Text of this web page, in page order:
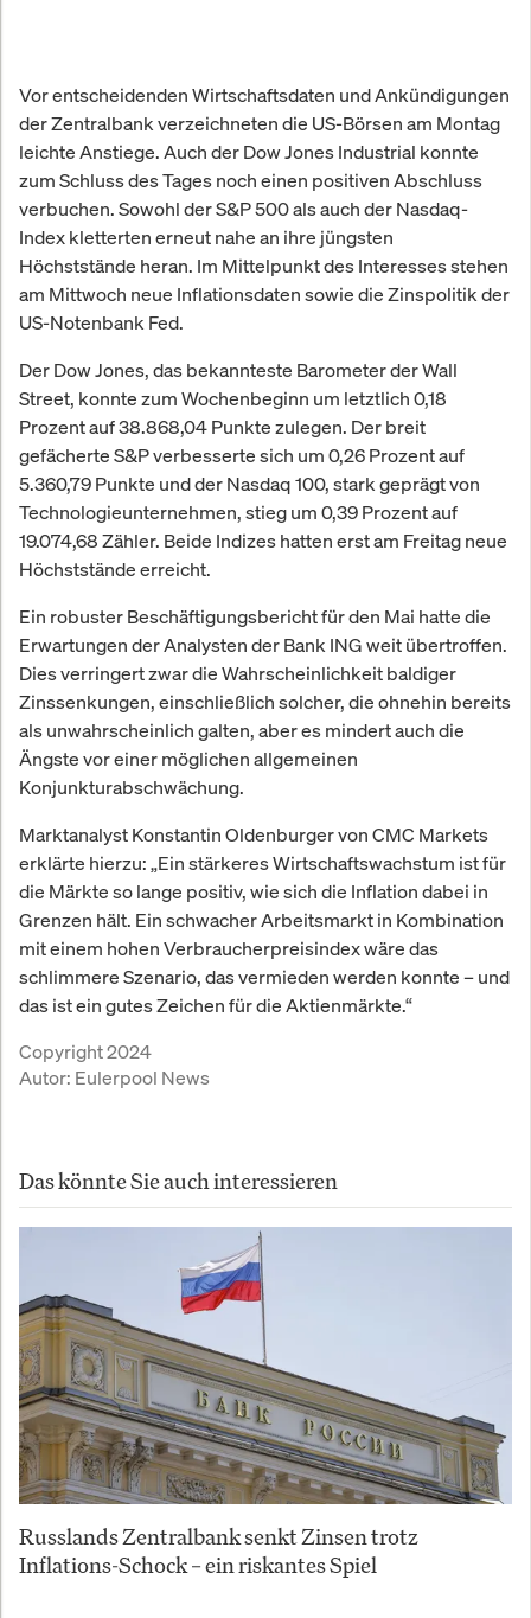
Vor entscheidenden Wirtschaftsdaten und Ankündigungen
der Zentralbank verzeichneten die US-Börsen am Montag
leichte Anstiege. Auch der Dow Jones Industrial konnte
zum Schluss des Tages noch einen positiven Abschluss
verbuchen. Sowohl der S&P 500 als auch der Nasdaq-
Index kletterten erneut nahe an ihre jüngsten
Höchststände heran. Im Mittelpunkt des Interesses stehen
am Mittwoch neue Inflationsdaten sowie die Zinspolitik der
US-Notenbank Fed.
Der Dow Jones, das bekannteste Barometer der Wall
Street, konnte zum Wochenbeginn um letztlich 0,18
Prozent auf 38.868,04 Punkte zulegen. Der breit
gefächerte S&P verbesserte sich um 0,26 Prozent auf
5.360,79 Punkte und der Nasdaq 100, stark geprägt von
Technologieunternehmen, stieg um 0,39 Prozent auf
19.074,68 Zähler. Beide Indizes hatten erst am Freitag neue
Höchststände erreicht.
Ein robuster Beschäftigungsbericht für den Mai hatte die
Erwartungen der Analysten der Bank ING weit übertroffen.
Dies verringert zwar die Wahrscheinlichkeit baldiger
Zinssenkungen, einschließlich solcher, die ohnehin bereits
als unwahrscheinlich galten, aber es mindert auch die
Ängste vor einer möglichen allgemeinen
Konjunkturabschwächung.
Marktanalyst Konstantin Oldenburger von CMC Markets
erklärte hierzu: „Ein stärkeres Wirtschaftswachstum ist für
die Märkte so lange positiv, wie sich die Inflation dabei in
Grenzen hält. Ein schwacher Arbeitsmarkt in Kombination
mit einem hohen Verbraucherpreisindex wäre das
schlimmere Szenario, das vermieden werden konnte – und
das ist ein gutes Zeichen für die Aktienmärkte.“
Copyright 2024
Autor: Eulerpool News
Das könnte Sie auch interessieren
Russlands Zentralbank senkt Zinsen trotz
Inflations-Schock – ein riskantes Spiel